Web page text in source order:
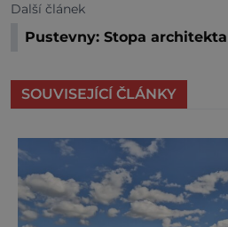
Další článek
Pustevny: Stopa
SOUVISEJÍCÍ ČLÁNKY